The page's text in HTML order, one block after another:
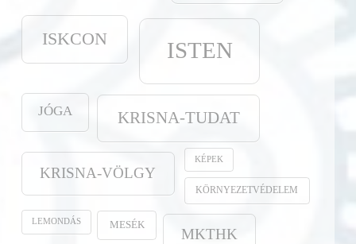
ISKCON ISTEN
JÓGA KRISNA-TUDAT
KRISNA-VÖLGY
KÉPEK
KÖRNYEZETVÉDELEM
LEMONDÁS MESÉK
MKTHK